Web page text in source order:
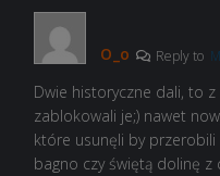
O_o Reply to
Dwie historyczne dali, to
zablokowali je;) nawet
które usunęli by przerobili
bagno czy świętą dolinę z